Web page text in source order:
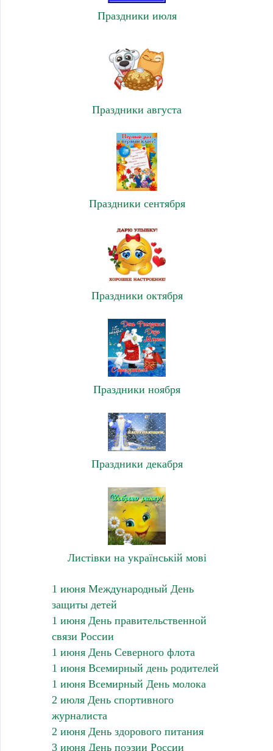
Праздники июля
Праздники августа
Праздники сентября
Праздники октября
Праздники ноября
Праздники декабря
Листівки на українській мові
1 июня Международный День
защиты детей
1 июня День правительственной
связи России
1 июня День Северного флота
1 июня Всемирный день родителей
1 июня Всемирный День молока
2 июля День спортивного
журналиста
2 июня День здорового питания
3 июня День поэзии России